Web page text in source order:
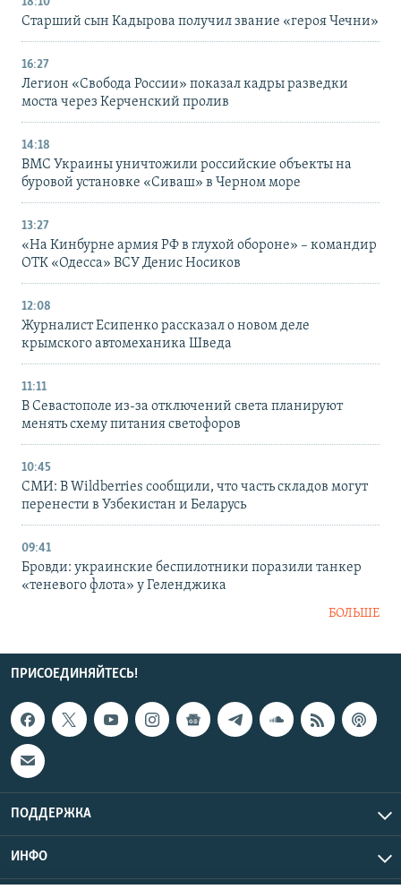
Старший сын Кадырова получил звание «героя Чечни»
16:27
Легион «Свобода России» показал кадры разведки
моста через Керченский пролив
14:18
ВМС Украины уничтожили российские объекты на
буровой установке «Сиваш» в Черном море
13:27
«На Кинбурне армия РФ в глухой обороне» – командир
ОТК «Одесса» ВСУ Денис Носиков
12:08
Журналист Есипенко рассказал о новом деле
крымского автомеханика Шведа
11:11
В Севастополе из-за отключений света планируют
менять схему питания светофоров
10:45
СМИ: В Wildberries сообщили, что часть складов могут
перенести в Узбекистан и Беларусь
09:41
Бровди: украинские беспилотники поразили танкер
«теневого флота» у Геленджика
БОЛЬШЕ
ПРИСОЕДИНЯЙТЕСЬ!
ПОДДЕРЖКА
ИНФО